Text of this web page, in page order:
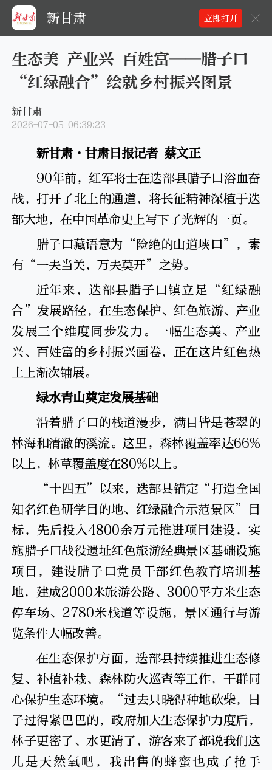
生态美 产业兴 百姓富——腊子口
“红绿融合”绘就乡村振兴图景
新甘肃
2026-07-05 06:39:23
新甘肃·甘肃日报记者 蔡文正
90年前，红军将士在迭部县腊子口浴血奋
战，打开了北上的通道，将长征精神深植于迭
部大地，在中国革命史上写下了光辉的一页。
腊子口藏语意为“险绝的山道峡口”，素
有“一夫当关，万夫莫开”之势。
近年来，迭部县腊子口镇立足“红绿融
合”发展路径，在生态保护、红色旅游、产业
发展三个维度同步发力。一幅生态美、产业
兴、百姓富的乡村振兴画卷，正在这片红色热
土上渐次铺展。
绿水青山奠定发展基础
沿着腊子口的栈道漫步，满目皆是苍翠的
林海和清澈的溪流。这里，森林覆盖率达66%
以上，林草覆盖度在80%以上。
“十四五”以来，迭部县锚定“打造全国
知名红色研学目的地、红绿融合示范景区”目
标，先后投入4800余万元推进项目建设，实
施腊子口战役遗址红色旅游经典景区基础设施
项目，建设腊子口党员干部红色教育培训基
地，建成2000米旅游公路、3000平方米生态
停车场、2780米栈道等设施，景区通行与游
览条件大幅改善。
在生态保护方面，迭部县持续推进生态修
复、补植补栽、森林防火巡查等工作，干群同
心保护生态环境。“过去只晓得种地砍柴，日
子过得紧巴巴的，政府加大生态保护力度后，
林子更密了、水更清了，游客来了都说我们这
儿是天然氧吧，我出售的蜂蜜也成了抢手
新甘肃 立即打开